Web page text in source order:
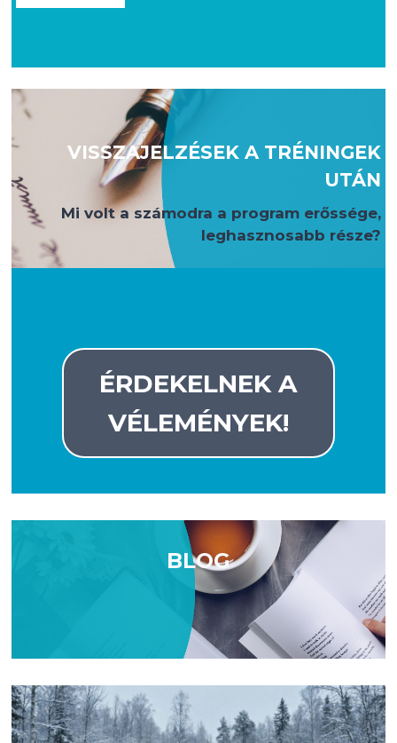
VISSZAJELZÉSEK A TRÉNINGEK
UTÁN
Mi volt a számodra a program erőssége,
leghasznosabb része?
ÉRDEKELNEK A
VÉLEMÉNYEK!
BLOG